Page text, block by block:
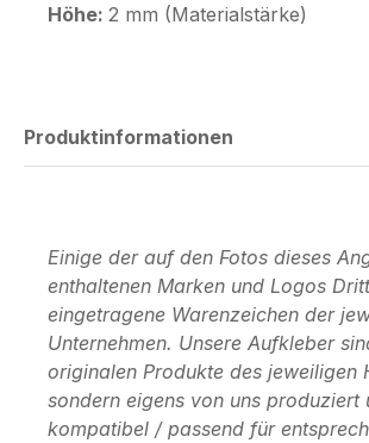
Höhe: 2 mm (Materialstärke)
Produktinformationen
Einige der auf den Fotos dieses
enthaltenen Marken und Logos
eingetragene Warenzeichen der
Unternehmen. Unsere Aufkleber
originalen Produkte des jeweiligen
sondern eigens von uns produziert
kompatibel / passend für